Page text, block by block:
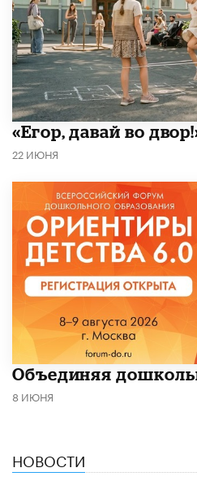
«Егор, давай во
22 ИЮНЯ
​Объединяя
8 ИЮНЯ
НОВОСТИ